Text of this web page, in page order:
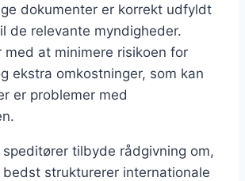
dokumenter er korrekt udfyldt
de relevante myndigheder.
at minimere risikoen for
ekstra omkostninger, som kan
er problemer med
speditører tilbyde rådgivning om,
bedst strukturerer internationale